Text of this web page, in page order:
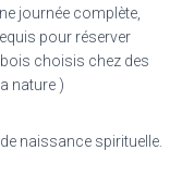
journée complète,
pour réserver
bois choisis chez des
nature )
naissance spirituelle.